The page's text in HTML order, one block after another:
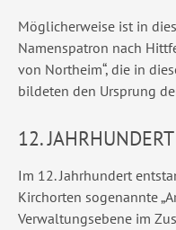
Möglicherweise ist in
Namenspatron nach
von Northeim“, die in
bildeten den Ursprung
12. JAHRHUNDERT
Im 12. Jahrhundert
Kirchorten sogenannte
Verwaltungsebene im